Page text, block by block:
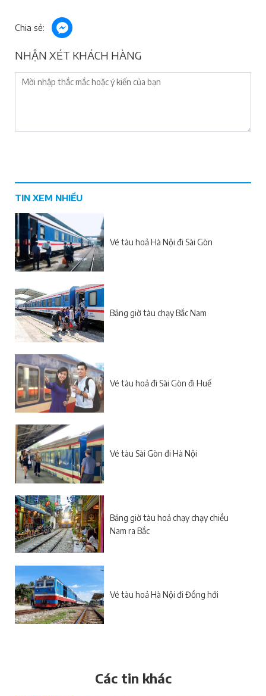
Chia sẻ:
NHẬN XÉT KHÁCH HÀNG
TIN XEM NHIỀU
Vé tàu hoả Hà Nội đi Sài Gòn
Bảng giờ tàu chạy Bắc Nam
Vé tàu hoả đi Sài Gòn đi Huế
Vé tàu Sài Gòn đi Hà Nội
Bảng giờ tàu hoả chạy chạy chiều
Nam ra Bắc
Vé tàu hoả Hà Nội đi Đồng hới
Các tin khác